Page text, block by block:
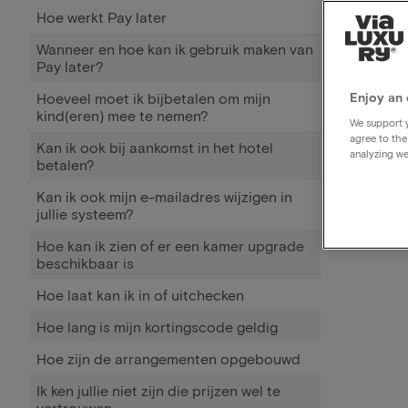
Hoe werkt Pay later
Wanneer en hoe kan ik gebruik maken van
Pay later?
Hoeveel moet ik bijbetalen om mijn
kind(eren) mee te nemen?
Kan ik ook bij aankomst in het hotel
betalen?
Kan ik ook mijn e-mailadres wijzigen in
jullie systeem?
Hoe kan ik zien of er een kamer upgrade
beschikbaar is
Hoe laat kan ik in of uitchecken
Hoe lang is mijn kortingscode geldig
Hoe zijn de arrangementen opgebouwd
Ik ken jullie niet zijn die prijzen wel te
Enjoy an
We support
agree to
analyzing